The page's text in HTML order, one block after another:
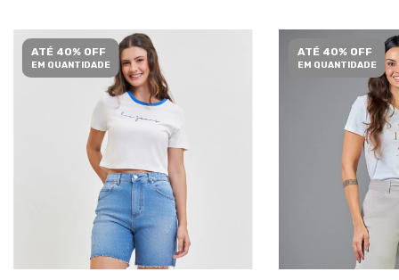
ATÉ 40% OFF
EM QUANTIDADE
ATÉ 40% OFF
EM QUANTIDADE